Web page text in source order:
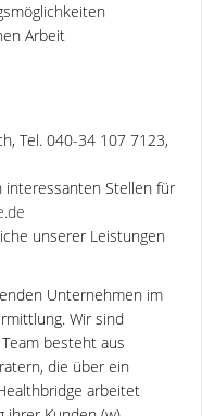
Arbeit
Tel. 040-34 107 7123,
interessanten Stellen für
unserer Leistungen
Unternehmen im
Wir sind
besteht aus
die über ein
arbeitet